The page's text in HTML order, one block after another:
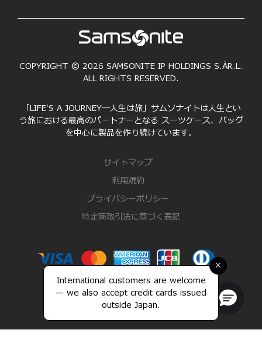
×
International customers are welcome
— we also accept credit cards issued
outside Japan.
COPYRIGHT © 2026 SAMSONITE IP HOLDINGS S.ÀR.L.
ALL RIGHTS RESERVED.
「LIFE'S A JOURNEY―人生は旅」サムソナイトは人生とい
う旅における最高のパートナーとなる スーツケース、バッグ
を中心に製品を作り続けています。
サイトマップ
利用規約
プライバシーポリシー
特定商取引法に基づく表記